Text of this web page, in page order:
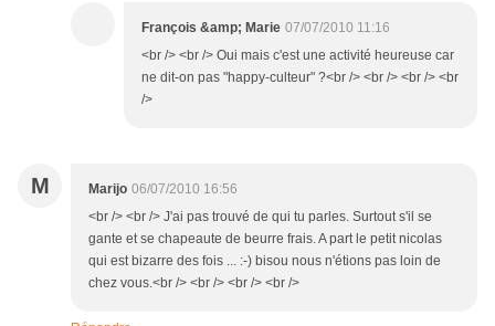
François &amp; Marie 07/07/2010 11:16
<br /> <br /> Oui mais c'est une activité heureuse car
ne dit-on pas "happy-culteur" ?<br /> <br /> <br /> <br
/>
M Marijo 06/07/2010 16:56
<br /> <br /> J'ai pas trouvé de qui tu parles. Surtout s'il se
gante et se chapeaute de beurre frais. A part le petit nicolas
qui est bizarre des fois ... :-) bisou nous n'étions pas loin de
chez vous.<br /> <br /> <br /> <br />